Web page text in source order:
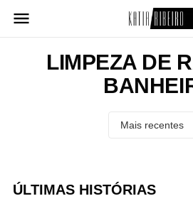
para
LIMPEZA DE
ÚLTIMAS HISTÓRIAS